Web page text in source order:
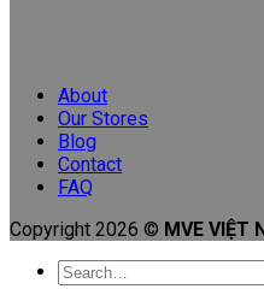
About
Our Stores
Blog
Contact
FAQ
Copyright 2026 © MVE VIỆT
Search